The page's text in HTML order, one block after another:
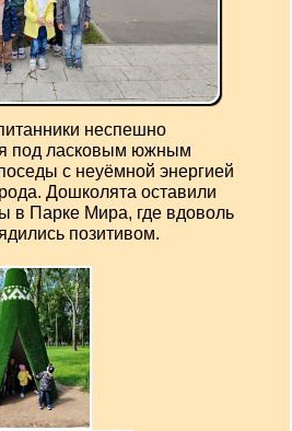
неспешно
под ласковым южным
с неуёмной энергией
Дошколята оставили
в Парке Мира, где вдоволь
позитивом.